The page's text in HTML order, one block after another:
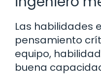
Las habilidades
pensamiento
equipo,
buena